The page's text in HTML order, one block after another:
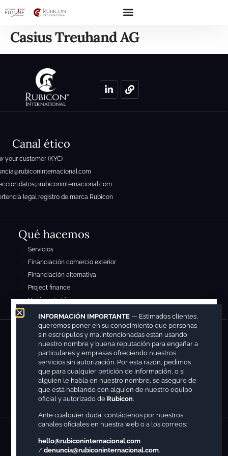
Casius Treuhand AG
Canal ético
your customer (KYC)
legal registro de marca Rubicon
Qué hacemos
Servicios
Financiación comercio exterior
Financiación alternativa
Project finance
Visión estratégica
Contacto
hello@rubiconinternacional.com
Sede España
Sede Luxemburgo
Sede México
M4225243(1).
INFORMACIÓN IMPORTANTE — Estimados clientes,
queremos poner en su conocimiento que personas
sin escrúpulos y malintencionadas están usando
nuestro nombre y buena reputación para engañar a
particulares y empresas ofreciendo nuestros
servicios sin autorización. Por esta razón, pedimos
que para cualquier petición de información, o si
alguien le habla en nuestro nombre, se asegure de
que está hablando con alguien de nuestro equipo
oficial y autorizado de Rubicon.
Ante cualquier duda, contáctenos por nuestros
canales oficiales en nuestra web o a los correos:
hello@rubiconinternacional.com
/denuncia@rubiconinternacional.com.